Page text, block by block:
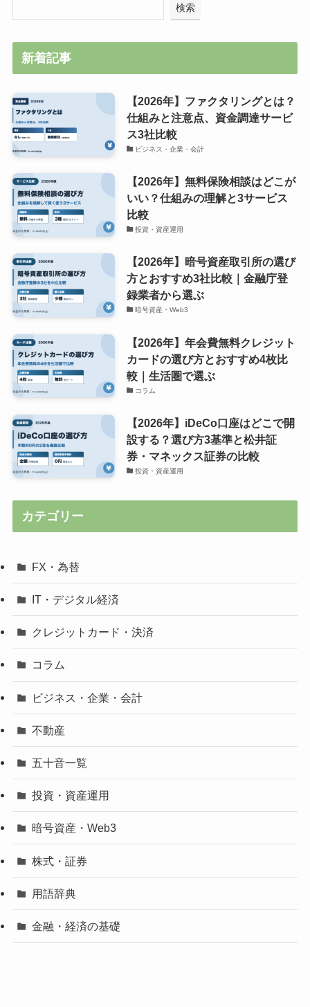
検索
新着記事
【2026年】ファクタリングとは？
仕組みと注意点、資金調達サービ
ス3社比較
ビジネス・企業・会計
【2026年】無料保険相談はどこが
いい？仕組みの理解と3サービス
比較
投資・資産運用
【2026年】暗号資産取引所の選び
方とおすすめ3社比較｜金融庁登
録業者から選ぶ
暗号資産・Web3
【2026年】年会費無料クレジット
カードの選び方とおすすめ4枚比
較｜生活圏で選ぶ
コラム
【2026年】iDeCo口座はどこで開
設する？選び方3基準と松井証
券・マネックス証券の比較
投資・資産運用
カテゴリー
FX・為替
IT・デジタル経済
クレジットカード・決済
コラム
ビジネス・企業・会計
不動産
五十音一覧
投資・資産運用
暗号資産・Web3
株式・証券
用語辞典
金融・経済の基礎